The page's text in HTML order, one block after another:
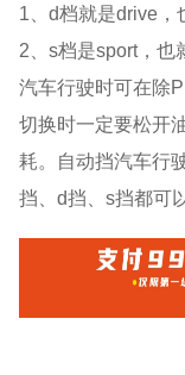
1、d档就是drive，
2、s档是sport，也
汽车行驶时可在除
切换时一定要松开
耗。自动挡汽车行
挡、d挡、s挡都可